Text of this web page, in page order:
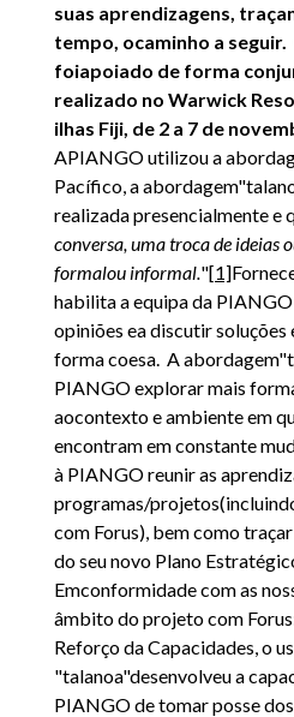
suas aprendizagens,
tempo, ocaminho a
foiapoiado de forma
realizado no Warwick
ilhas Fiji, de 2 a 7 de
APIANGO utilizou a
Pacífico, a
realizada presencialmente e
conversa, uma troca de ideias
formalou informal."[1]
habilita a equipa da
opiniões eadiscutir soluções
forma coesa. A
PIANGO explorar mais
aocontexto e ambiente em
encontram em constante
à PIANGO reunir as
programas/
com Forus), bem como
do seu novo Plano
Emconformidade com as
âmbito do projeto com
Reforço da Capacidades, o
"talanoa"desenvolveu a
PIANGO de tomar posse